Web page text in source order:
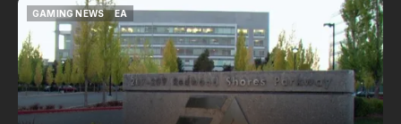
GAMING NEWS
GAMING NEWS
EA
EA